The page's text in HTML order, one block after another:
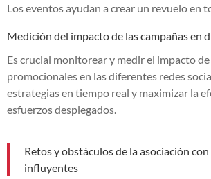
Los eventos ayudan a crear un revuelo en
Medición del impacto de las campañas en
Es crucial monitorear y medir el impacto
promocionales en las diferentes redes
estrategias en tiempo real y maximizar la
esfuerzos desplegados.
Retos y obstáculos de la asociación
influyentes